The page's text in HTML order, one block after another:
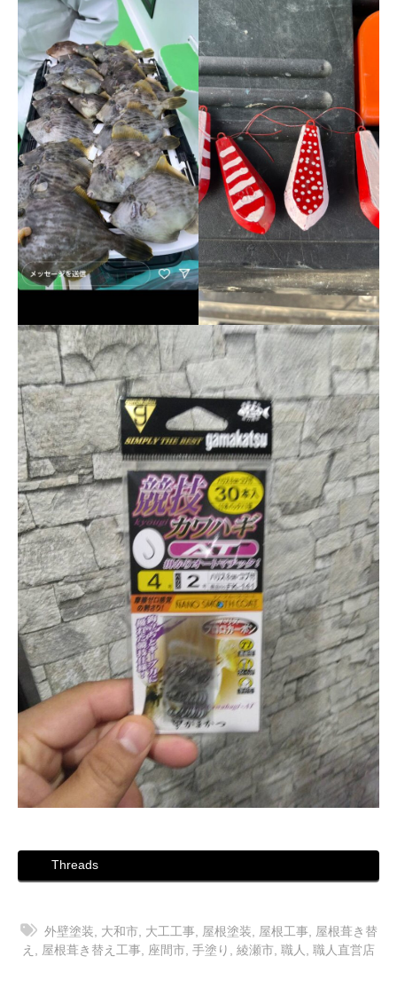
Threads
外壁塗装, 大和市, 大工工事, 屋根塗装, 屋根工事, 屋根葺き替
え , 屋根葺き替え工事, 座間市, 手塗り , 綾瀬市, 職人, 職人直営店